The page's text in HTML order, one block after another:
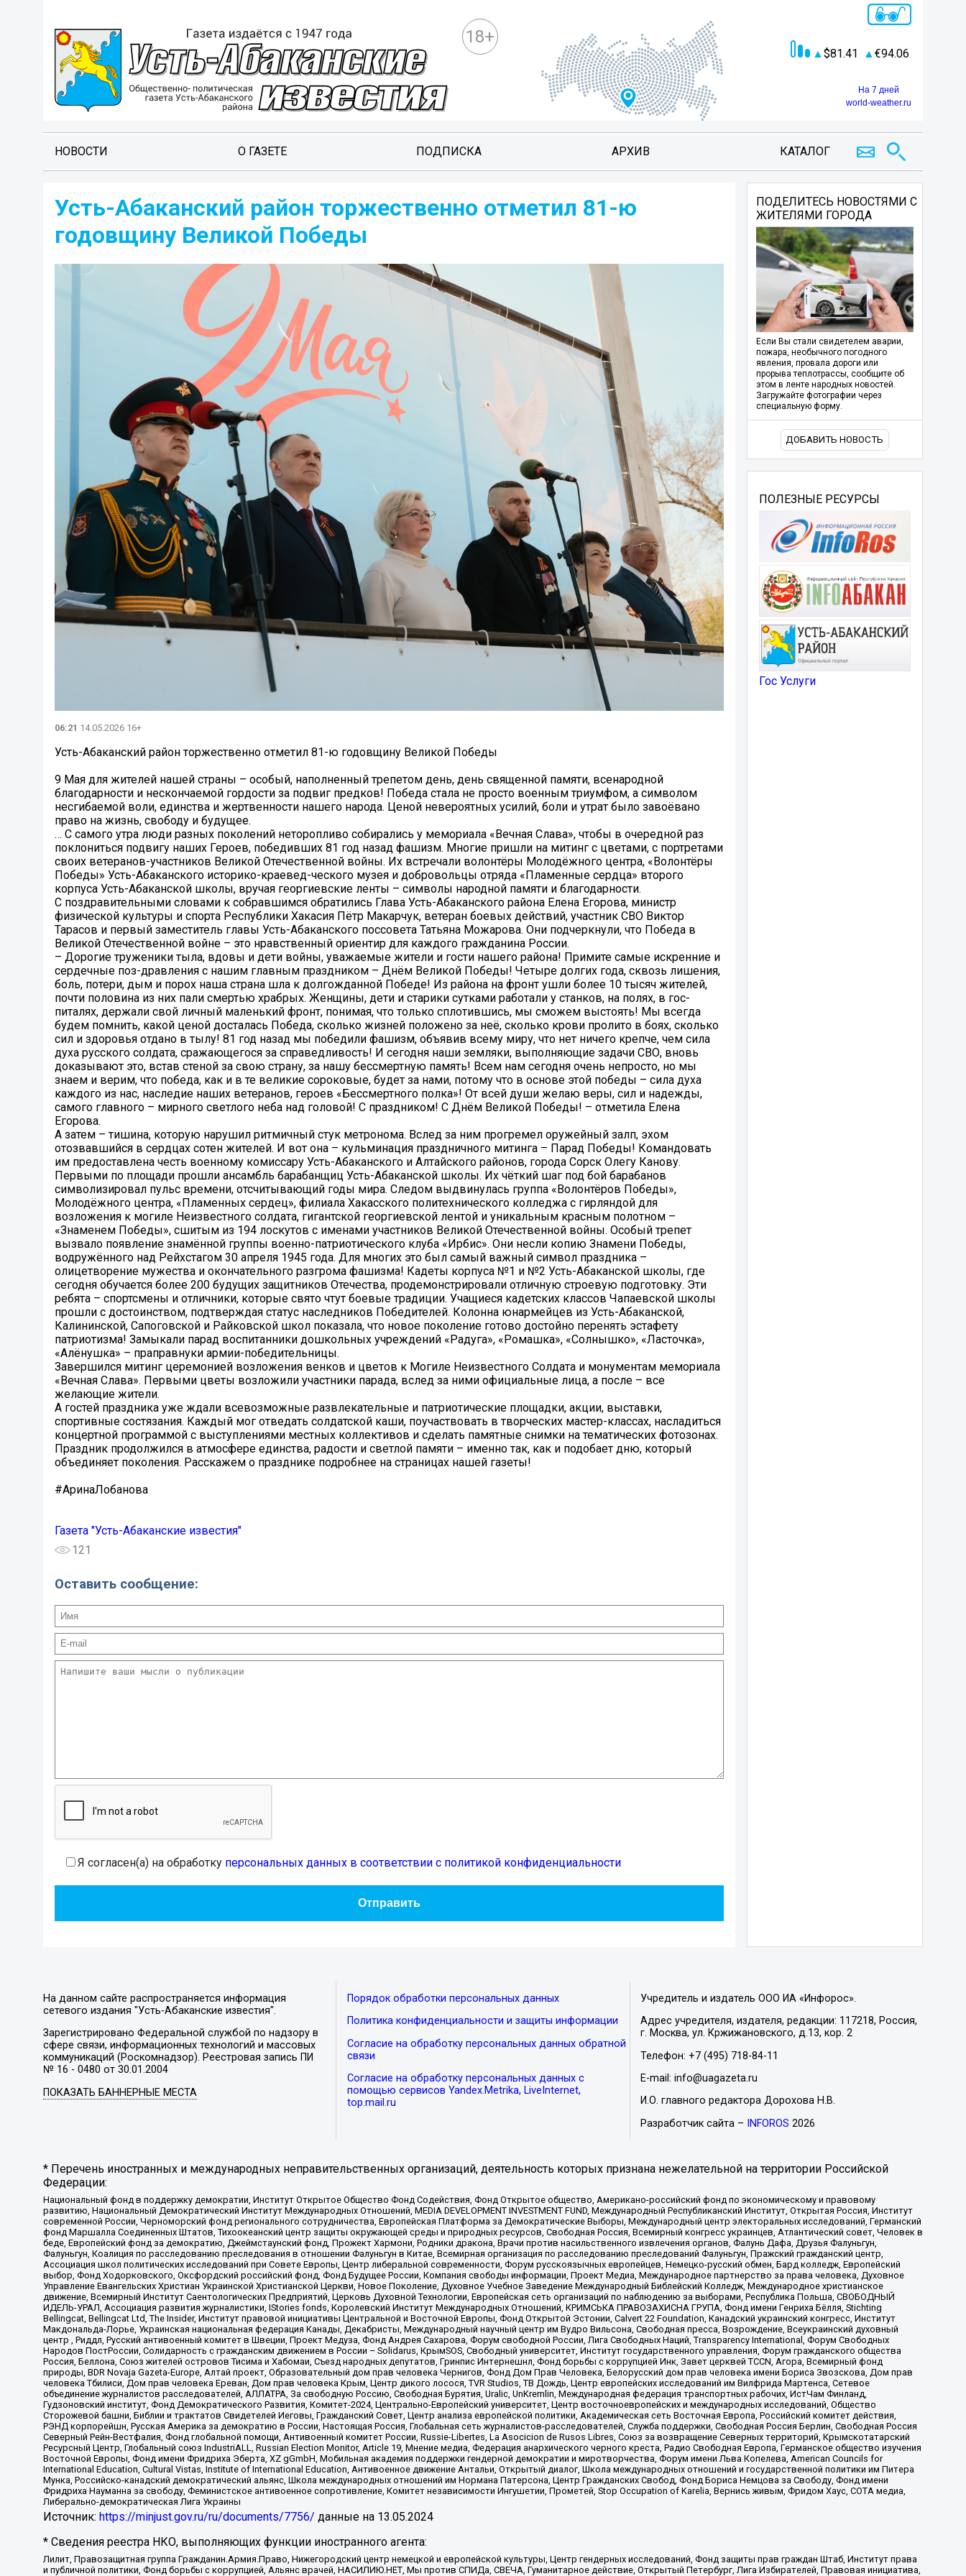
18+
81.41 94.06
На 7 дней
world-weather.ru
НОВОСТИ О ГАЗЕТЕ ПОДПИСКА АРХИВ КАТАЛОГ
Усть-Абаканский район торжественно отметил 81-ю
годовщину Великой Победы
06:21 14.05.2026 16+
Усть-Абаканский район торжественно отметил 81-ю годовщину Великой Победы
9 Мая для жителей нашей страны – особый, наполненный трепетом день, день священной памяти, всенародной
благодарности и нескончаемой гордости за подвиг предков! Победа стала не просто военным триумфом, а символом
несгибаемой воли, единства и жертвенности нашего народа. Ценой невероятных усилий, боли и утрат было завоёвано
право на жизнь, свободу и будущее.
… С самого утра люди разных поколений неторопливо собирались у мемориала «Вечная Слава», чтобы в очередной раз
поклониться подвигу наших Героев, победивших 81 год назад фашизм. Многие пришли на митинг с цветами, с портретами
своих ветеранов-участников Великой Отечественной войны. Их встречали волонтёры Молодёжного центра, «Волонтёры
Победы» Усть-Абаканского историко-краевед-ческого музея и добровольцы отряда «Пламенные сердца» второго
корпуса Усть-Абаканской школы, вручая георгиевские ленты – символы народной памяти и благодарности.
С поздравительными словами к собравшимся обратились Глава Усть-Абаканского района Елена Егорова, министр
физической культуры и спорта Республики Хакасия Пётр Макарчук, ветеран боевых действий, участник СВО Виктор
Тарасов и первый заместитель главы Усть-Абаканского поссовета Татьяна Можарова. Они подчеркнули, что Победа в
Великой Отечественной войне – это нравственный ориентир для каждого гражданина России.
– Дорогие труженики тыла, вдовы и дети войны, уважаемые жители и гости нашего района! Примите самые искренние и
сердечные поз-дравления с нашим главным праздником – Днём Великой Победы! Четыре долгих года, сквозь лишения,
боль, потери, дым и порох наша страна шла к долгожданной Победе! Из района на фронт ушли более 10 тысяч жителей,
почти половина из них пали смертью храбрых. Женщины, дети и старики сутками работали у станков, на полях, в гос-
питалях, держали свой личный маленький фронт, понимая, что только сплотившись, мы сможем выстоять! Мы всегда
будем помнить, какой ценой досталась Победа, сколько жизней положено за неё, сколько крови пролито в боях, сколько
сил и здоровья отдано в тылу! 81 год назад мы победили фашизм, объявив всему миру, что нет ничего крепче, чем сила
духа русского солдата, сражающегося за справедливость! И сегодня наши земляки, выполняющие задачи СВО, вновь
доказывают это, встав стеной за свою страну, за нашу бессмертную память! Всем нам сегодня очень непросто, но мы
знаем и верим, что победа, как и в те великие сороковые, будет за нами, потому что в основе этой победы – сила духа
каждого из нас, наследие наших ветеранов, героев «Бессмертного полка»! От всей души желаю веры, сил и надежды,
самого главного – мирного светлого неба над головой! С праздником! С Днём Великой Победы! – отметила Елена
Егорова.
А затем – тишина, которую нарушил ритмичный стук метронома. Вслед за ним прогремел оружейный залп, эхом
отозвавшийся в сердцах сотен жителей. И вот она – кульминация праздничного митинга – Парад Победы! Командовать
им предоставлена честь военному комиссару Усть-Абаканского и Алтайского районов, города Сорск Олегу Канову.
Первыми по площади прошли ансамбль барабанщиц Усть-Абаканской школы. Их чёткий шаг под бой барабанов
символизировал пульс времени, отсчитывающий годы мира. Следом выдвинулась группа «Волонтёров Победы»,
Молодёжного центра, «Пламенных сердец», филиала Хакасского политехнического колледжа с гирляндой для
возложения к могиле Неизвестного солдата, гигантской георгиевской лентой и уникальным красным полотном –
«Знаменем Победы», сшитым из 194 лоскутов с именами участников Великой Отечественной войны. Особый трепет
вызвало появление знамённой группы военно-патриотического клуба «Ирбис». Они несли копию Знамени Победы,
водружённого над Рейхстагом 30 апреля 1945 года. Для многих это был самый важный символ праздника –
олицетворение мужества и окончательного разгрома фашизма! Кадеты корпуса №1 и №2 Усть-Абаканской школы, где
сегодня обучается более 200 будущих защитников Отечества, продемонстрировали отличную строевую подготовку. Эти
ребята – спортсмены и отличники, которые свято чтут боевые традиции. Учащиеся кадетских классов Чапаевской школы
прошли с достоинством, подтверждая статус наследников Победителей. Колонна юнармейцев из Усть-Абаканской,
Калининской, Сапоговской и Райковской школ показала, что новое поколение готово достойно перенять эстафету
патриотизма! Замыкали парад воспитанники дошкольных учреждений «Радуга», «Ромашка», «Солнышко», «Ласточка»,
«Алёнушка» – праправнуки армии-победительницы.
Завершился митинг церемонией возложения венков и цветов к Могиле Неизвестного Солдата и монументам мемориала
«Вечная Слава». Первыми цветы возложили участники парада, вслед за ними официальные лица, а после – все
желающие жители.
А гостей праздника уже ждали всевозможные развлекательные и патриотические площадки, акции, выставки,
спортивные состязания. Каждый мог отведать солдатской каши, поучаствовать в творческих мастер-классах, насладиться
концертной программой с выступлениями местных коллективов и сделать памятные снимки на тематических фотозонах.
Праздник продолжился в атмосфере единства, радости и светлой памяти – именно так, как и подобает дню, который
объединяет поколения. Расскажем о празднике подробнее на страницах нашей газеты!
#АринаЛобанова
Газета "Усть-Абаканские известия"
121
Оставить сообщение:
Я согласен(а) на обработку персональных данных в соответствии с политикой конфиденциальности
ПОДЕЛИТЕСЬ НОВОСТЯМИ С
ЖИТЕЛЯМИ ГОРОДА
Если Вы стали свидетелем аварии,
пожара, необычного погодного
явления, провала дороги или
прорыва теплотрассы, сообщите об
этом в ленте народных новостей.
Загружайте фотографии через
специальную форму.
ДОБАВИТЬ НОВОСТЬ
ПОЛЕЗНЫЕ РЕСУРСЫ
Гос Услуги
На данном сайте распространяется информация
сетевого издания "Усть-Абаканские известия".
Зарегистрировано Федеральной службой по надзору в
сфере связи, информационных технологий и массовых
коммуникаций (Роскомнадзор). Реестровая запись ПИ
№ 16 - 0480 от 30.01.2004
ПОКАЗАТЬ БАННЕРНЫЕ МЕСТА
Порядок обработки персональных данных
Политика конфиденциальности и защиты информации
Согласие на обработку персональных данных обратной
связи
Согласие на обработку персональных данных с
помощью сервисов Yandex.Metrika, LiveInternet,
top.mail.ru
Учредитель и издатель ООО ИА «Инфорос».
Адрес учредителя, издателя, редакции: 117218, Россия,
г. Москва, ул. Кржижановского, д.13, кор. 2
Телефон: +7 (495) 718-84-11
E-mail: info@uagazeta.ru
И.О. главного редактора Дорохова Н.В.
Разработчик сайта –
INFOROS 2026
* Перечень иностранных и международных неправительственных организаций, деятельность которых признана нежелательной на территории Российской
Федерации:
Национальный фонд в поддержку демократии, Институт Открытое Общество Фонд Содействия, Фонд Открытое общество, Американо-российский фонд по экономическому и правовому
развитию, Национальный Демократический Институт Международных Отношений, MEDIA DEVELOPMENT INVESTMENT FUND, Международный Республиканский Институт, Открытая Россия, Институт
современной России, Черноморский фонд регионального сотрудничества, Европейская Платформа за Демократические Выборы, Международный центр электоральных исследований, Германский
фонд Маршалла Соединенных Штатов, Тихоокеанский центр защиты окружающей среды и природных ресурсов, Свободная Россия, Всемирный конгресс украинцев, Атлантический совет, Человек в
беде, Европейский фонд за демократию, Джеймстаунский фонд, Прожект Хармони, Родники дракона, Врачи против насильственного извлечения органов, Фалунь Дафа, Друзья Фалуньгун,
Фалуньгун, Коалиция по расследованию преследования в отношении Фалуньгун в Китае, Всемирная организация по расследованию преследований Фалуньгун, Пражский гражданский центр,
Ассоциация школ политических исследований при Совете Европы, Центр либеральной современности, Форум русскоязычных европейцев, Немецко-русский обмен, Бард колледж, Европейский
выбор, Фонд Ходорковского, Оксфордский российский фонд, Фонд Будущее России, Компания свободы информации, Проект Медиа, Международное партнерство за права человека, Духовное
Управление Евангельских Христиан Украинской Христианской Церкви, Новое Поколение, Духовное Учебное Заведение Международный Библейский Колледж, Международное христианское
движение, Всемирный Институт Саентологических Предприятий, Церковь Духовной Технологии, Европейская сеть организаций по наблюдению за выборами, Республика Польша, СВОБОДНЫЙ
ИДЕЛЬ-УРАЛ, Ассоциация развития журналистики, IStories fonds, Королевский Институт Международных Отношений, КРИМСЬКА ПРАВОЗАХИСНА ГРУПА, Фонд имени Генриха Бёлля, Stichting
Bellingcat, Bellingcat Ltd, The Insider, Институт правовой инициативы Центральной и Восточной Европы, Фонд Открытой Эстонии, Calvert 22 Foundation, Канадский украинский конгресс, Институт
Макдональда-Лорье, Украинская национальная федерация Канады, Декабристы, Международный научный центр им Вудро Вильсона, Свободная пресса, Возрождение, Всеукраинский духовный
центр , Риддл, Русский антивоенный комитет в Швеции, Проект Медуза, Фонд Андрея Сахарова, Форум свободной России, Лига Свободных Наций, Transparеncy International, Форум Свободных
Народов ПостРоссии, Солидарность с гражданским движением в России – Solidarus, КрымSOS, Свободный университет, Институт государственного управления, Форум гражданского общества
Россия, Беллона, Союз жителей островов Тисима и Хабомаи, Съезд народных депутатов, Гринпис Интернешнл, Фонд борьбы с коррупцией Инк, Завет церквей TCCN, Агора, Всемирный фонд
природы, BDR Novaja Gazeta-Europe, Алтай проект, Образовательный дом прав человека Чернигов, Фонд Дом Прав Человека, Белорусский дом прав человека имени Бориса Звозскова, Дом прав
человека Тбилиси, Дом прав человека Ереван, Дом прав человека Крым, Центр дикого лосося, TVR Studios, ТВ Дождь, Центр европейских исследований им Вилфрида Мартенса, Сетевое
объединение журналистов расследователей, АЛЛАТРА, За свободную Россию, Свободная Бурятия, Uralic, UnKremlin, Международная федерация транспортных рабочих, ИстЧам Финланд,
Гудзоновский институт, Фонд Демократического Развития, Комитет-2024, Центрально-Европейский университет, Центр восточноевропейских и международных исследований, Общество
Сторожевой башни, Библии и трактатов Свидетелей Иеговы, Гражданский Совет, Центр анализа европейской политики, Академическая сеть Восточная Европа, Российский комитет действия,
РЭНД корпорейшн, Русская Америка за демократию в России, Настоящая Россия, Глобальная сеть журналистов-расследователей, Служба поддержки, Свободная Россия Берлин, Свободная Россия
Северный Рейн-Вестфалия, Фонд глобальной помощи, Антивоенный комитет России, Russie-Libertes, La Asocicion de Rusos Libres, Союз за возвращение Северных территорий, Крымскотатарский
Ресурсный Центр, Глобальный союз IndustriALL, Russian Election Monitor, Article 19, Мнение медиа, Федерация анархического черного креста, Радио Свободная Европа, Германское общество изучения
Восточной Европы, Фонд имени Фридриха Эберта, XZ gGmbH, Мобильная академия поддержки гендерной демократии и миротворчества, Форум имени Льва Копелева, American Councils for
International Education, Cultural Vistas, Institute of International Education, Антивоенное движение Антальи, Открытый диалог, Школа международных отношений и государственной политики им Питера
Мунка, Российско-канадский демократический альянс, Школа международных отношений им Нормана Патерсона, Центр Гражданских Свобод, Фонд Бориса Немцова за Свободу, Фонд имени
Фридриха Науманна за свободу, Феминистское антивоенное сопротивление, Комитет независимости Ингушетии, Прометей, Stop Occupation of Karelia, Вернись живым, Фридом Хаус, СОТА медиа,
Либерально-демократическая Лига Украины
Источник: https://minjust.gov.ru/ru/documents/7756/ данные на 13.05.2024
* Сведения реестра НКО, выполняющих функции иностранного агента:
Лилит, Правозащитная группа Гражданин.Армия.Право, Нижегородский центр немецкой и европейской культуры, Центр гендерных исследований, Фонд защиты прав граждан Штаб, Институт права
и публичной политики, Фонд борьбы с коррупцией, Альянс врачей, НАСИЛИЮ.НЕТ, Мы против СПИДа, СВЕЧА, Гуманитарное действие, Открытый Петербург, Лига Избирателей, Правовая инициатива,